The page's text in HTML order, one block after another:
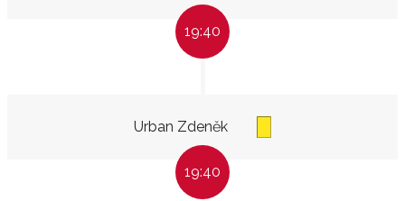
19:40
Urban Zdeněk
19:40